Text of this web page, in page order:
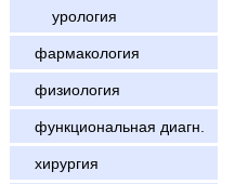
урология
фармакология
физиология
функциональная диагн.
хирургия